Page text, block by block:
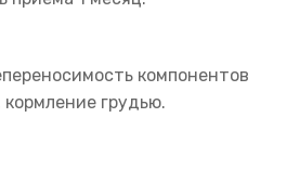
компонентов
грудью.